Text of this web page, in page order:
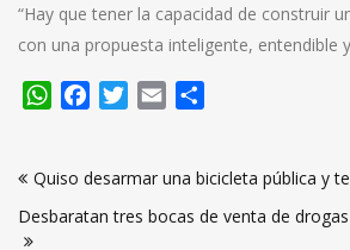
“Hay que tener la capacidad de construir
con una propuesta inteligente, entendible
WhatsApp
FacebookTwitter
Email
de
entradas
Quiso desarmar una bicicleta pública y
Desbaratan tres bocas de venta de